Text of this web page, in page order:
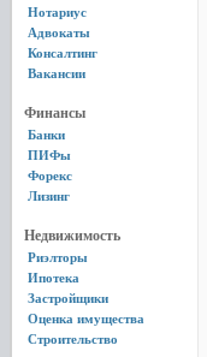
Нотариус
Адвокаты
Консалтинг
Вакансии
Финансы
Банки
ПИФы
Форекс
Лизинг
Недвижимость
Риэлторы
Ипотека
Застройщики
Оценка имущества
Строительство